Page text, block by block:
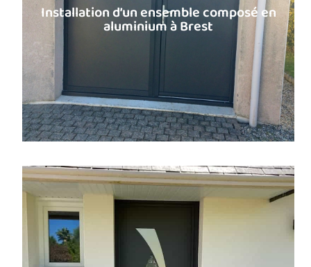
Installation d’un ensemble composé en
aluminium à Brest